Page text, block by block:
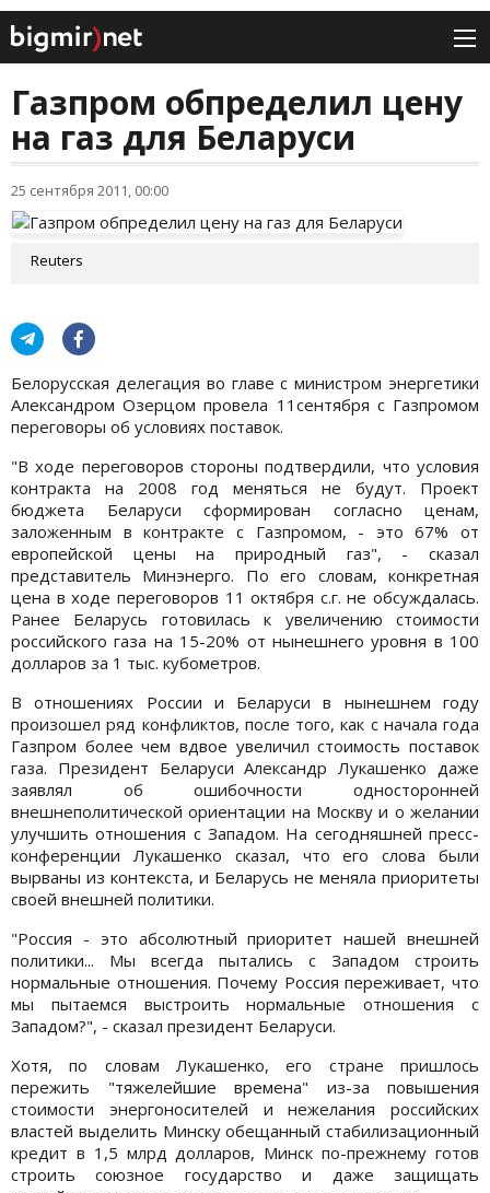
Газпром обпределил цену
на газ для Беларуси
25 сентября 2011, 00:00
Reuters
Белорусская делегация во главе с министром энергетики
Александром Озерцом провела 11сентября с Газпромом
переговоры об условиях поставок.
"В ходе переговоров стороны подтвердили, что условия
контракта на 2008 год меняться не будут. Проект
бюджета Беларуси сформирован согласно ценам,
заложенным в контракте с Газпромом, - это 67% от
европейской цены на природный газ", - сказал
представитель Минэнерго. По его словам, конкретная
цена в ходе переговоров 11 октября с.г. не обсуждалась.
Ранее Беларусь готовилась к увеличению стоимости
российского газа на 15-20% от нынешнего уровня в 100
долларов за 1 тыс. кубометров.
В отношениях России и Беларуси в нынешнем году
произошел ряд конфликтов, после того, как с начала года
Газпром более чем вдвое увеличил стоимость поставок
газа. Президент Беларуси Александр Лукашенко даже
заявлял об ошибочности односторонней
внешнеполитической ориентации на Москву и о желании
улучшить отношения с Западом. На сегодняшней пресс-
конференции Лукашенко сказал, что его слова были
вырваны из контекста, и Беларусь не меняла приоритеты
своей внешней политики.
"Россия - это абсолютный приоритет нашей внешней
политики... Мы всегда пытались с Западом строить
нормальные отношения. Почему Россия переживает, что
мы пытаемся выстроить нормальные отношения с
Западом?", - сказал президент Беларуси.
Хотя, по словам Лукашенко, его стране пришлось
пережить "тяжелейшие времена" из-за повышения
стоимости энергоносителей и нежелания российских
властей выделить Минску обещанный стабилизационный
кредит в 1,5 млрд долларов, Минск по-прежнему готов
строить союзное государство и даже защищать